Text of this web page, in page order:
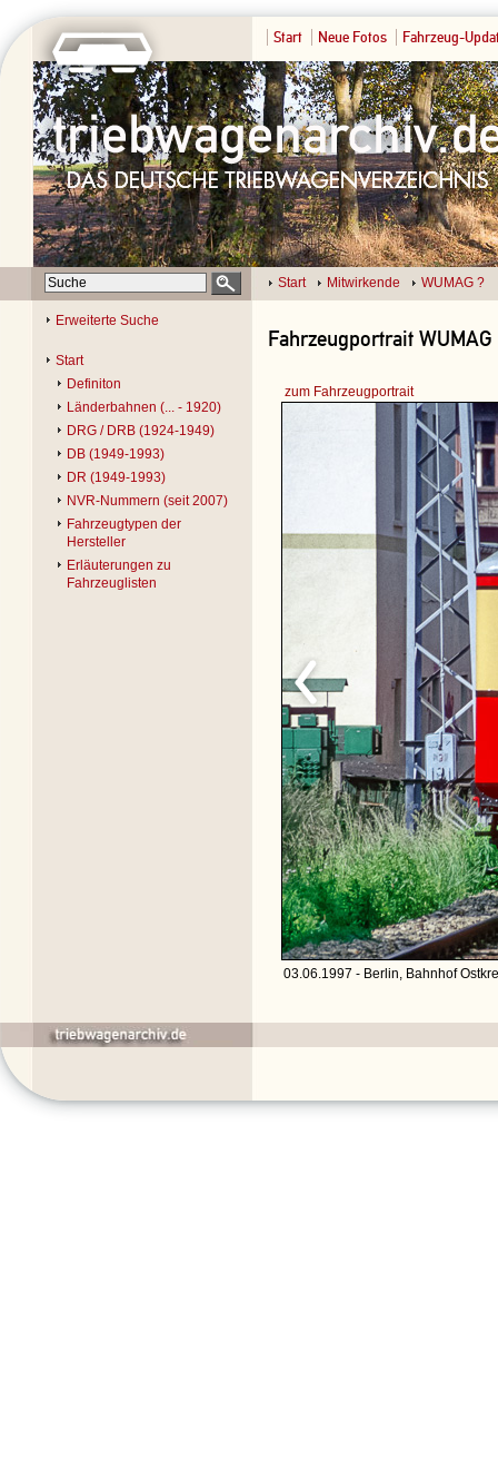
Start Neue Fotos Fahrzeug-
Start Mitwirkende WUMAG ?
Erweiterte Suche
Start
Definiton
Länderbahnen (... - 1920)
DRG / DRB (1924-1949)
DB (1949-1993)
DR (1949-1993)
NVR-Nummern (seit 2007)
Fahrzeugtypen der
Hersteller
Erläuterungen zu
Fahrzeuglisten
Fahrzeugportrait
zum Fahrzeugportrait
03.06.1997 - Berlin, Bahnhof